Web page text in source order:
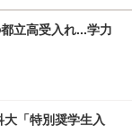
立高受入れ...学力
大「特別奨学生入